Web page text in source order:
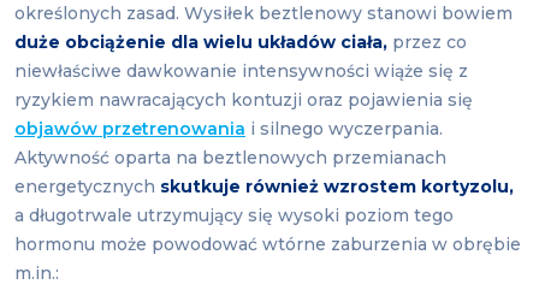
określonych zasad. Wysiłek beztlenowy stanowi bowiem
duże obciążenie dla wielu układów ciała, przez co
niewłaściwe dawkowanie intensywności wiąże się z
ryzykiem nawracających kontuzji oraz pojawienia się
objawów przetrenowania i silnego wyczerpania.
Aktywność oparta na beztlenowych przemianach
energetycznych skutkuje również wzrostem kortyzolu,
a długotrwale utrzymujący się wysoki poziom tego
hormonu może powodować wtórne zaburzenia w obrębie
m.in.: